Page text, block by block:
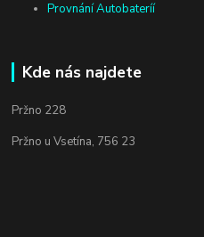
Provnání Autobateríí
Kde nás najdete
Pržno 228
Pržno u Vsetína, 756 23